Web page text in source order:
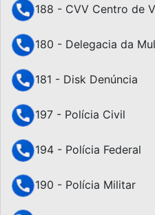
188 - CVV Centro de
180 - Delegacia da
181 - Disk Denúncia
197 - Polícia Civil
194 - Polícia Federal
190 - Polícia Militar